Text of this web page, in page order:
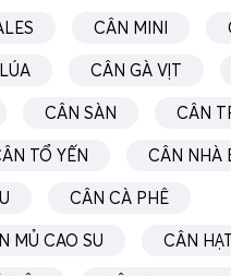
CÂN MINI
CÂN GÀ VỊT
CÂN SÀN CÂN
TỔ YẾN CÂN NHÀ
CÂN CÀ PHÊ
MỦ CAO SU CÂN